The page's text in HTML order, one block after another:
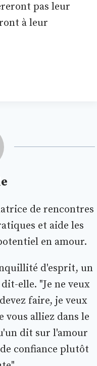
pas leur
à leur
de rencontres
et aide les
en amour.
d'esprit, un
elle. "Je ne veux
faire, je veux
vous alliez dans le
dit sur l'amour
confiance plutôt